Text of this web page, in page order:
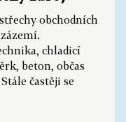
obchodních
chladicí
beton, občas
častěji se